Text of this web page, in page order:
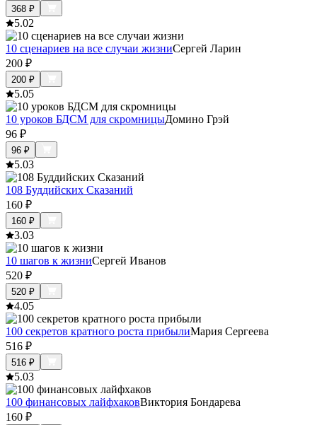
368 ₽
5.02
10 сценариев на все случаи жизниСергей Ларин
200 ₽
200 ₽
5.05
10 уроков БДСМ для скромницыДомино Грэй
96 ₽
96 ₽
5.03
108 Буддийских Сказаний
160 ₽
160 ₽
3.03
10 шагов к жизниСергей Иванов
520 ₽
520 ₽
4.05
100 секретов кратного роста прибылиМария Сергеева
516 ₽
516 ₽
5.03
100 финансовых лайфхаковВиктория Бондарева
160 ₽